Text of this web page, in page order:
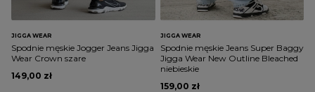
JIGGA WEAR
Spodnie męskie Jogger Jeans Jigga
Wear Crown szare
149,00 zł
JIGGA WEAR
Spodnie męskie Jeans Super Baggy
Jigga Wear New Outline Bleached
niebieskie
159,00 zł